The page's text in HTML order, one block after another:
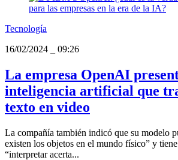
Tecnología
16/02/2024
09:26
La empresa OpenAI
inteligencia artificial que
texto en video
La compañía también indicó que su modelo
existen los objetos en el mundo físico” y
“interpretar acerta...